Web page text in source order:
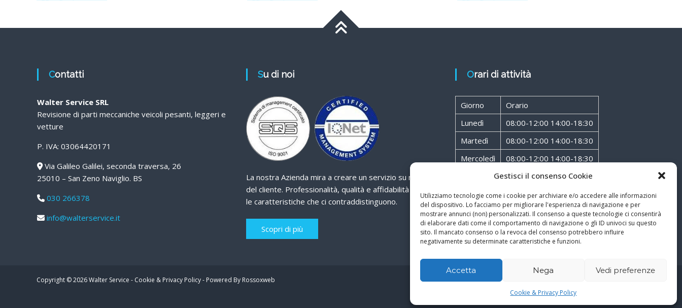
Gestisci il consenso Cookie
Utilizziamo tecnologie come i cookie per archiviare e/o accedere alle informazioni
del dispositivo. Lo facciamo per migliorare l'esperienza di navigazione e per
mostrare annunci (non) personalizzati. Il consenso a queste tecnologie ci consentirà
di elaborare dati come il comportamento di navigazione o gli ID univoci su questo
sito. Il mancato consenso o la revoca del consenso potrebbero influire
negativamente su determinate caratteristiche e funzioni.
Accetta Nega Vedi preferenze
Cookie & Privacy Policy
Contatti
Walter Service SRL
Revisione di parti meccaniche veicoli pesanti, leggeri e
vetture
P. IVA: 03064420171
Via Galileo Galilei, seconda traversa, 26
25010 – San Zeno Naviglio. BS
030 266378
info@walterservice.it
Su di noi
La nostra Azienda mira a creare un servizio su misura
del cliente. Professionalità, qualità e affidabilità sono
le caratteristiche che ci contraddistinguono.
Scopri di più
Orari di attività
Giorno
Orario
Lunedì
08:00-12:00 14:00-18:30
Martedì
08:00-12:00 14:00-18:30
Mercoledì
08:00-12:00 14:00-18:30
08:00-12:00 14:00-18:30
Venerdì
08:00-12:00 14:00-18:30
Sabato
08:00-12:00
Copyright © 2026Walter Service - Cookie & Privacy Policy- Powered By Rossoxweb